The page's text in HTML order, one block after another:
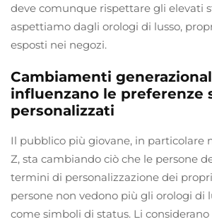
deve comunque rispettare gli elevati
aspettiamo dagli orologi di lusso,
esposti nei negozi.
Cambiamenti
influenzano le preferenze
personalizzati
Il pubblico più giovane, in particolare
Z, sta cambiando ciò che le persone
termini di personalizzazione dei
persone non vedono più gli orologi di
come simboli di status. Li